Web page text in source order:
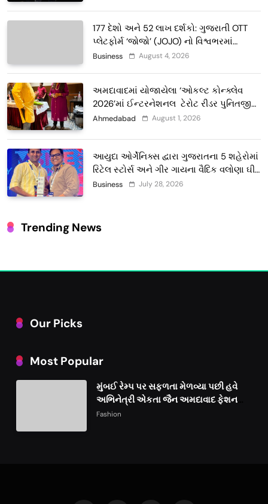
177 દેશો અને 52 લાખ દર્શકો: ગુજરાતી OTT
પ્લેટફોર્મ ‘જોજો’ (JOJO) નો વિશ્વભરમાં
દબદબો
Business August 4, 2026
અમદાવાદમાં યોજાયેલા ‘ઓકલ્ટ કોન્ક્લેવ
2026’માં ઈન્ટરનેશનલ ટેરોટ રીડર પુનિતજી
લુલ્લા એ ટેરોટ કાર્ડ રીડિંગ અંગે માહિતી આપી
Ahmedabad August 1, 2026
આયુદા ઓર્ગેનિક્સ દ્વારા ગુજરાતના 5 શહેરોમાં
રિટેલ સ્ટોર્સ અને ગીર ગાયના વૈદિક વલોણા ઘી-
દૂધની શુદ્ધ સેવાઓ સાથે વ્યાપક વિસ્તરણ
Business July 28, 2026
Trending News
Our Picks
Most Popular
મુંબઈ રેમ્પ પર સફળતા મેળવ્યા પછી હવે
અભિનેત્રી એકતા જૈન અમદાવાદ ફેશન
વીકમાં પોતાની પ્રતિભા પ્રદર્શિત કરશે
Fashion